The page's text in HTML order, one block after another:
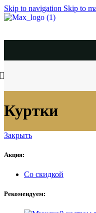
Skip to navigation Skip to
Куртки
Закрыть
Акция:
Со скидкой
Рекомендуем: